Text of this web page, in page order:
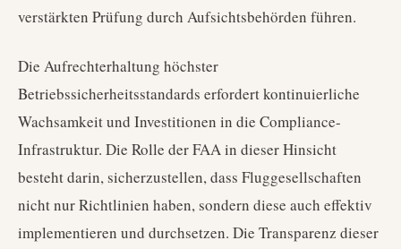
verstärkten Prüfung durch Aufsichtsbehörden führen.
Die Aufrechterhaltung höchster
Betriebssicherheitsstandards erfordert kontinuierliche
Wachsamkeit und Investitionen in die Compliance-
Infrastruktur. Die Rolle der FAA in dieser Hinsicht
besteht darin, sicherzustellen, dass Fluggesellschaften
nicht nur Richtlinien haben, sondern diese auch effektiv
implementieren und durchsetzen. Die Transparenz dieser